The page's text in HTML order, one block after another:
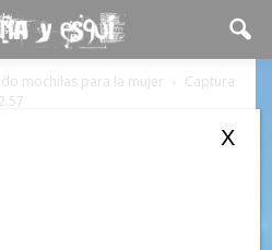
mochilas para la mujer
Captura
2023-03-24 a lasX